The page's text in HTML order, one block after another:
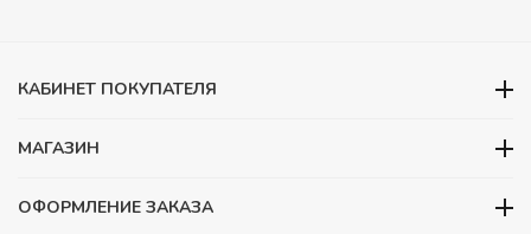
КАБИНЕТ ПОКУПАТЕЛЯ
МАГАЗИН
ОФОРМЛЕНИЕ ЗАКАЗА